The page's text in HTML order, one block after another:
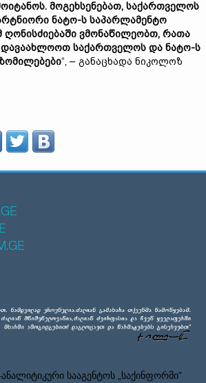
მოგეხსენებათ, საქართველოს
ნატო-ს საპარლამენტო
ღონისძიებაში ვმონაწილეობთ, რათა
საქართველოს და ნატო-ს
“, – განაცხადა ნიკოლოზ
სააგენტოს „საქინფორმი”